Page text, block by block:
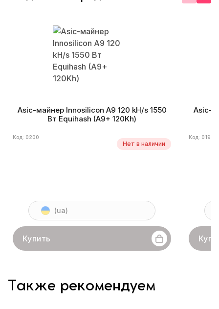
Asic-майнер Innosilicon A9 120 kH/s 1550
Вт Equihash (A9+ 120Kh)
Код: 0200
Нет в наличии
(ua)
Купить
Asic-
Код: 0199
Также рекомендуем